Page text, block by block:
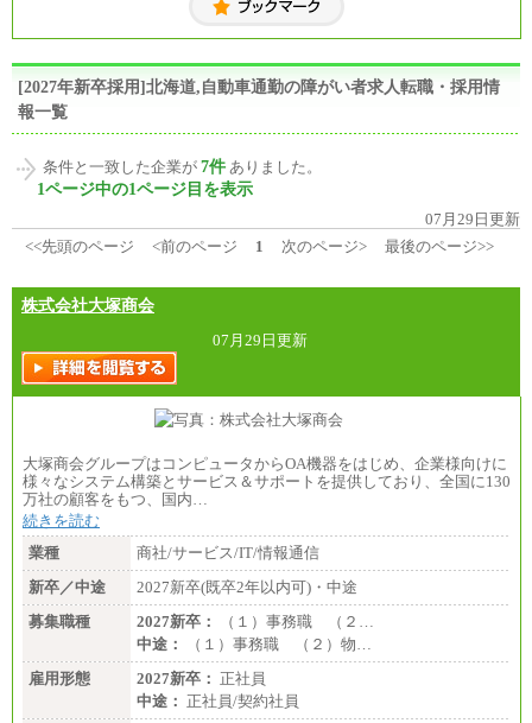
[2027年新卒採用]北海道,自動車通勤の障がい者求人転職・採用情
報一覧
条件と一致した企業が 7件 ありました。
1ページ中の1ページ目を表示
07月29日更新
<<先頭のページ
<前のページ 1 次のページ> 最後のページ>>
株式会社大塚商会
07月29日更新
大塚商会グループはコンピュータからOA機器をはじめ、企業様向けに
様々なシステム構築とサービス＆サポートを提供しており、全国に130
万社の顧客をもつ、国内…
続きを読む
業種
商社/サービス/IT/情報通信
新卒／中途
2027新卒(既卒2年以内可)・中途
募集職種
2027新卒：
（１）事務職 （２…
中途：
（１）事務職 （２）物…
雇用形態
2027新卒： 正社員
中途： 正社員/契約社員